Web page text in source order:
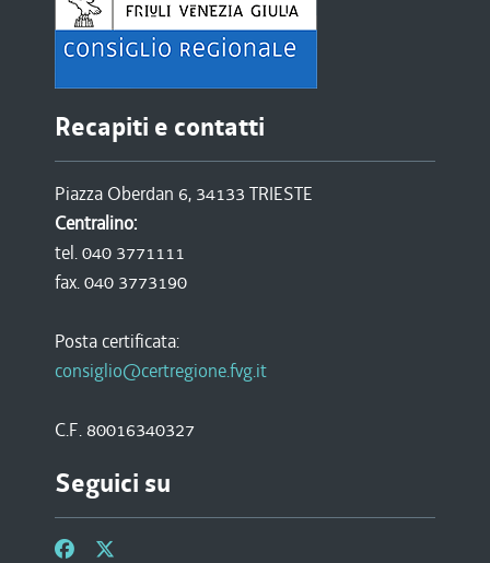
Recapiti e contatti
Piazza Oberdan 6, 34133 TRIESTE
Centralino:
tel. 040 3771111
fax. 040 3773190
Posta certificata:
consiglio@certregione.fvg.it
C.F. 80016340327
Seguici su